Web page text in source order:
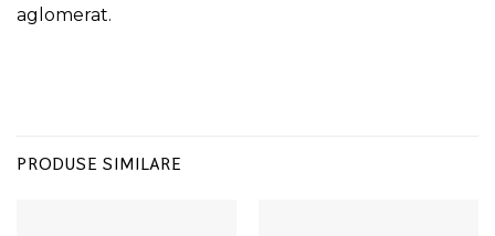
aglomerat.
PRODUSE SIMILARE